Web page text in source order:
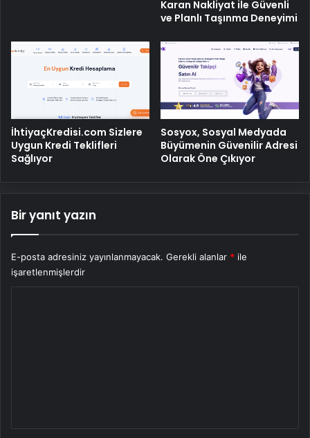
Karan Nakliyat ile Güvenli
ve Planlı Taşınma Deneyimi
İhtiyaçKredisi.com Sizlere
Uygun Kredi Teklifleri
Sağlıyor
Sosyox, Sosyal Medyada
Büyümenin Güvenilir Adresi
Olarak Öne Çıkıyor
Bir yanıt yazın
E-posta adresiniz yayınlanmayacak. Gerekli alanlar * ile
işaretlenmişlerdir